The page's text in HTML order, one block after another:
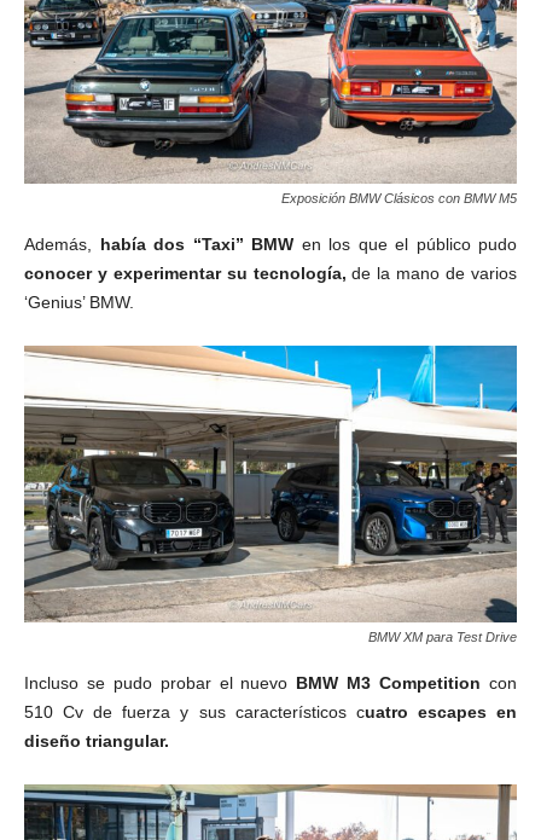
Exposición BMW Clásicos con BMW M5
Además, había dos “Taxi” BMW en los que el público pudo
conocer y experimentar su tecnología, de la mano de varios
‘Genius’ BMW.
BMW XM para Test Drive
Incluso se pudo probar el nuevo BMW M3 Competition con
510 Cv de fuerza y sus característicos cuatro escapes en
diseño triangular.